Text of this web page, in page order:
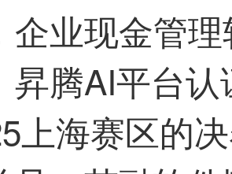
企业现金管
昇腾AI平台
上海赛区的